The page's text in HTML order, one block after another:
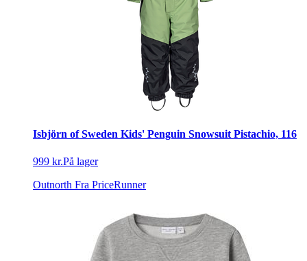
Isbjörn of Sweden Kids' Penguin Snowsuit Pistachio, 116
999 kr.På lager
Outnorth Fra PriceRunner